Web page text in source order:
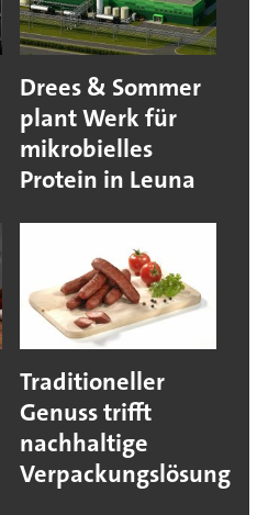
Drees & Sommer
plant Werk für
mikrobielles
Protein in Leuna
Traditioneller
Genuss trifft
nachhaltige
Verpackungslösung